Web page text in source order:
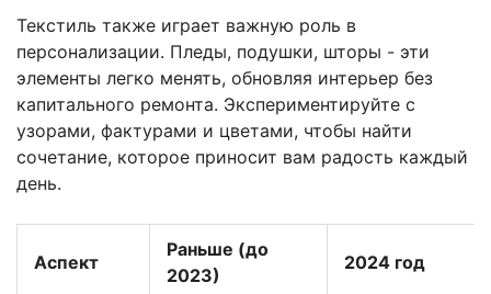
Текстиль также играет важную роль в
персонализации. Пледы, подушки, шторы - эти
элементы легко менять, обновляя интерьер без
капитального ремонта. Экспериментируйте с
узорами, фактурами и цветами, чтобы найти
сочетание, которое приносит вам радость каждый
день.
Аспект
Раньше (до
2023)
2024 год